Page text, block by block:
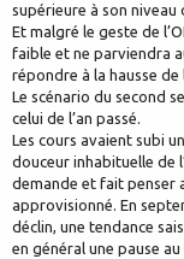
supérieure à son niveau
Et malgré le geste de
faible et ne parviendra
répondre à la hausse
Le scénario du second
celui de l’an passé.
Les cours avaient subi
douceur inhabituelle de
demande et fait penser
approvisionné. En
déclin, une tendance
en général une pause